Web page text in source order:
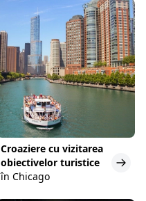
Croaziere cu vizitarea
obiectivelor turistice
în Chicago